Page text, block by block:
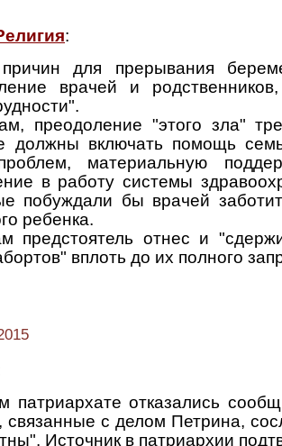
:
для прерывания
врачей и
преодоление "этого зла"
должны включать помощь
материальную
в работу системы
побуждали бы врачей
ребенка.
предстоятель отнес и
вплоть до их полного
патриархате отказались
связанные с делом Петрина,
Источник в патриархии